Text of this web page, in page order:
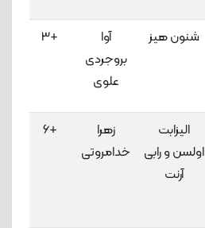
شنون هیز
آوا
بروجردی
علوی
+3
الیزابت
اولسن و رابی
آرنت
زهرا
خدامروتی
+6